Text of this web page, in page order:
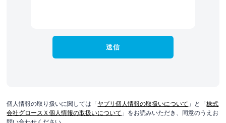
個人情報の取り扱いに関しては「ヤプリ個人情報の取扱いについて 」と「株式
会社グロースＸ個人情報の取扱いについて 」をお読みいただき、同意のうえお